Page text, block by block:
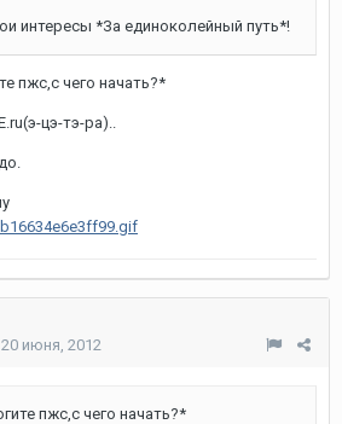
интересы *За единоколейный путь*!
пжс,с чего начать?*
цэ-тэ-ра)..
20 июня, 2012
пжс,с чего начать?*